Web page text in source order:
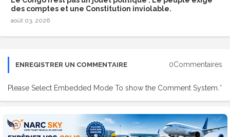
des comptes et une Constitution inviolable.
août 03, 2026
ENREGISTRER UN COMMENTAIRE 0Commentaires
Please Select Embedded Mode To show the Comment System. *